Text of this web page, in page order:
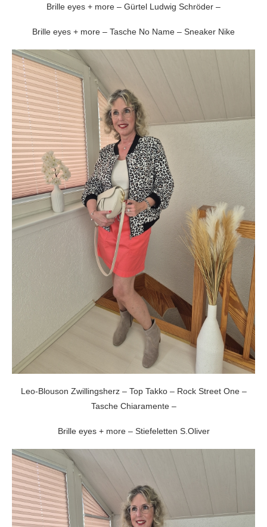
Brille eyes + more – Gürtel Ludwig Schröder –
Brille eyes + more – Tasche No Name – Sneaker Nike
Leo-Blouson Zwillingsherz – Top Takko – Rock Street One –
Tasche Chiaramente –
Brille eyes + more – Stiefeletten S.Oliver